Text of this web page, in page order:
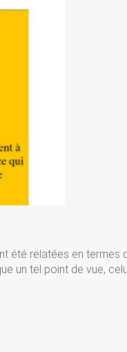
été relatées en termes
un tel point de vue,